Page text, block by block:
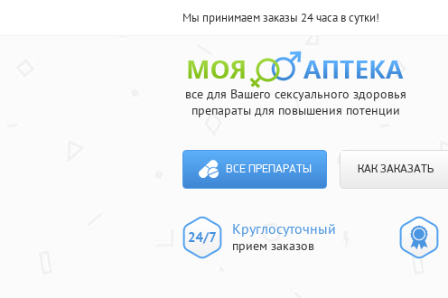
Мы принимаем заказы 24 часа в сутки!
все для Вашего сексуального здоровья
препараты для повышения потенции
ВСЕ ПРЕПАРАТЫ КАК ЗАКАЗАТЬ
Круглосуточный
прием заказов